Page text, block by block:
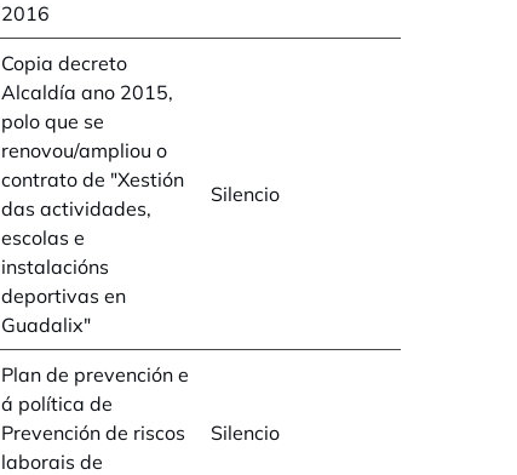
2016
Copia decreto
Alcaldía ano 2015,
polo que se
renovou/ampliou o
contrato de "Xestión
das actividades,
escolas e
instalacións
deportivas en
Guadalix"
Silencio
Plan de prevención e
á política de
Prevención de riscos
laborais de
Silencio